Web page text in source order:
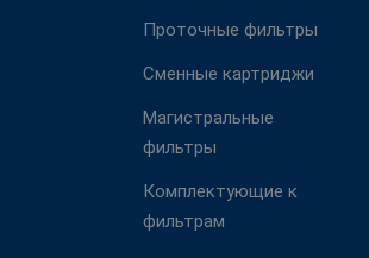
Проточные фильтры
Сменные картриджи
Магистральные
фильтры
Комплектующие к
фильтрам